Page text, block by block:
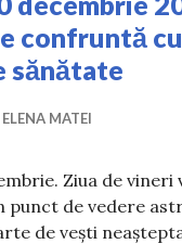
confruntă cu
sănătate
ELENA MATEI
Ziua de vineri
punct de vedere
de vești